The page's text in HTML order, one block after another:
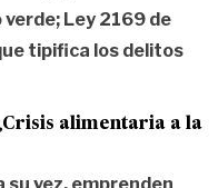
Ley 2169 de
tipifica los delitos
alimentaria a la
vez, emprenden